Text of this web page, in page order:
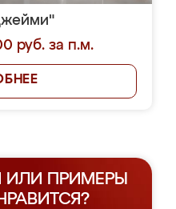
руб. за п.м.
ИЛИ ПРИМЕРЫ